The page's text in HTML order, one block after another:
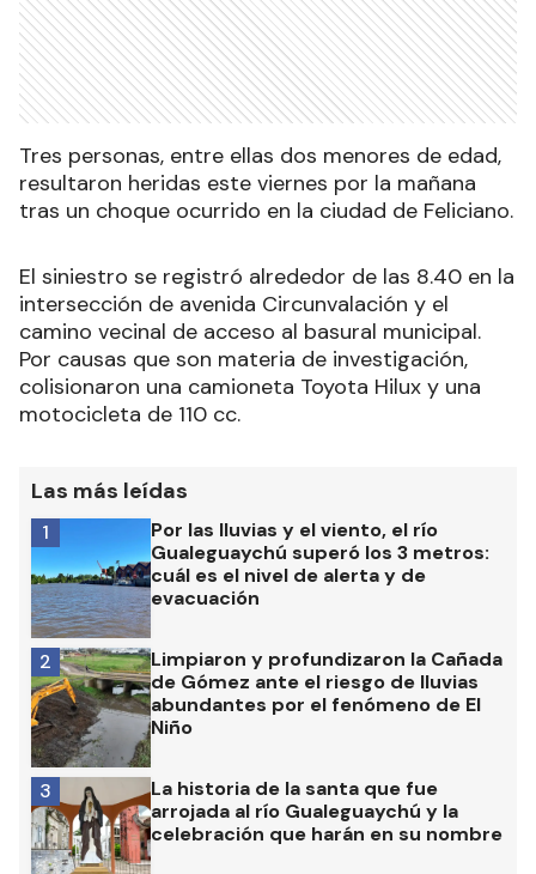
Tres personas, entre ellas dos menores de edad,
resultaron heridas este viernes por la mañana
tras un choque ocurrido en la ciudad de Feliciano.
El siniestro se registró alrededor de las 8.40 en la
intersección de avenida Circunvalación y el
camino vecinal de acceso al basural municipal.
Por causas que son materia de investigación,
colisionaron una camioneta Toyota Hilux y una
motocicleta de 110 cc.
Las más leídas
Por las lluvias y el viento, el río
Gualeguaychú superó los 3 metros:
cuál es el nivel de alerta y de
evacuación
1
Limpiaron y profundizaron la Cañada
de Gómez ante el riesgo de lluvias
abundantes por el fenómeno de El
Niño
2
La historia de la santa que fue
arrojada al río Gualeguaychú y la
celebración que harán en su nombre
3